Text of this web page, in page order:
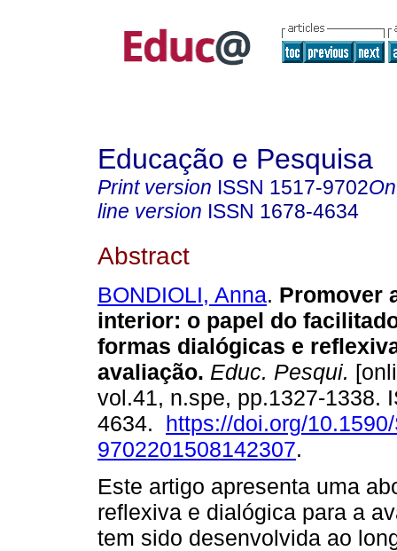
Educação e Pesquisa
Print version ISSN 1517-9702
line version ISSN 1678-4634
Abstract
BONDIOLI, Anna. Promover
interior: o papel do
formas dialógicas e
avaliação. Educ. Pesqui.
vol.41, n.spe, pp.1327-1338.
4634. https://doi.org/
9702201508142307.
Este artigo apresenta uma
reflexiva e dialógica para a
tem sido desenvolvida ao